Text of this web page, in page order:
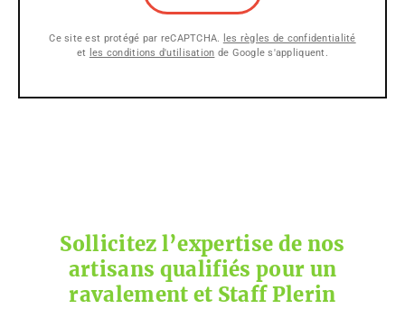
Ce site est protégé par reCAPTCHA.
les règles de confidentialité
et les conditions d'utilisation de Google s'appliquent.
Sollicitez l’expertise de nos
artisans qualifiés pour un
ravalement et Staff Plerin